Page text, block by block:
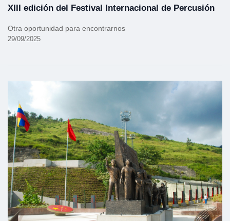
XIII edición del Festival Internacional de Percusión
Otra oportunidad para encontrarnos
29/09/2025